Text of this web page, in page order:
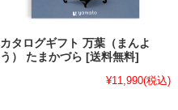
カタログギフト 万葉（まんよ
う） たまかづら [送料無料]
¥11,990(税込)